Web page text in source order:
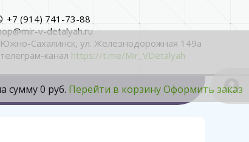
сумму0 руб. Перейти в корзинуОформить заказ
+7 (914) 741-73-88
v-detalyah.ru
Южно-Сахалинск, ул. Железнодорожная 149а
канал https://t.me/Mir_VDetalyah